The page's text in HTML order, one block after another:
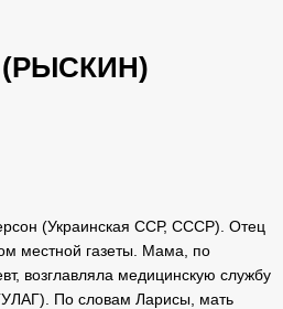
(Украинская ССР, СССР). Отец
местной газеты. Мама, по
возглавляла медицинскую службу
По словам Ларисы, мать